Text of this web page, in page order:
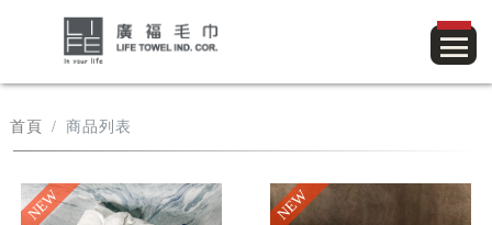
首頁 商品列表
NEW NEW